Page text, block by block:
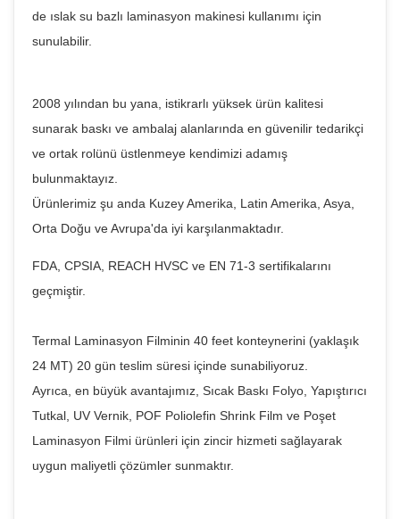
de ıslak su bazlı laminasyon makinesi kullanımı için
sunulabilir.
2008 yılından bu yana, istikrarlı yüksek ürün kalitesi
sunarak baskı ve ambalaj alanlarında en güvenilir tedarikçi
ve ortak rolünü üstlenmeye kendimizi adamış
bulunmaktayız.
Ürünlerimiz şu anda Kuzey Amerika, Latin Amerika, Asya,
Orta Doğu ve Avrupa'da iyi karşılanmaktadır.
FDA, CPSIA, REACH HVSC ve EN 71-3 sertifikalarını
geçmiştir.
Termal Laminasyon Filminin 40 feet konteynerini (yaklaşık
24 MT) 20 gün teslim süresi içinde sunabiliyoruz.
Ayrıca, en büyük avantajımız, Sıcak Baskı Folyo, Yapıştırıcı
Tutkal, UV Vernik, POF Poliolefin Shrink Film ve Poşet
Laminasyon Filmi ürünleri için zincir hizmeti sağlayarak
uygun maliyetli çözümler sunmaktır.